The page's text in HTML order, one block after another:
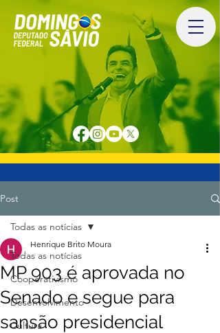
Post
Todas as notícias
Cooperativismo
Desenvolvimento
Cultura
Todas as notícias
MP 903 é aprovada no
Senado e segue para
sansão presidencial
Henrique Brito Moura